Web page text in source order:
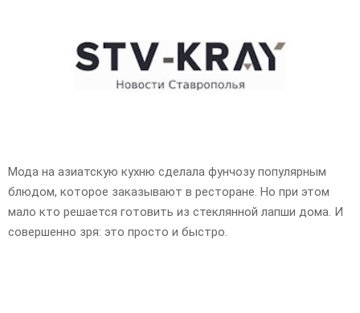
Мода на азиатскую кухню сделала фунчозу популярным
блюдом, которое заказывают в ресторане. Но при этом
мало кто решается готовить из стеклянной лапши дома. И
совершенно зря: это просто и быстро.